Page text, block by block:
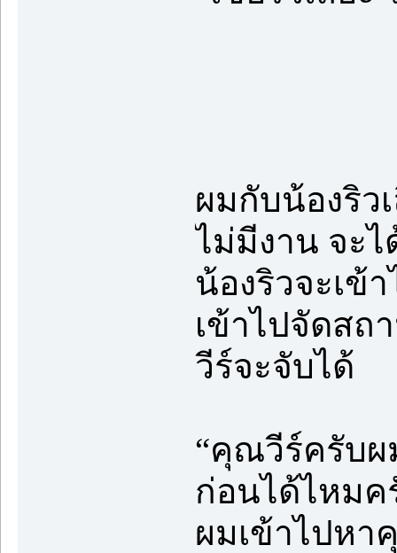
ผมกับน้องริว
ไม่มีงาน จะ
น้องริวจะเข้
เข้าไปจัดสถ
วีร์จะจับได้
“คุณวีร์ครับผ
ก่อนได้ไหมค
ผมเข้าไปหา